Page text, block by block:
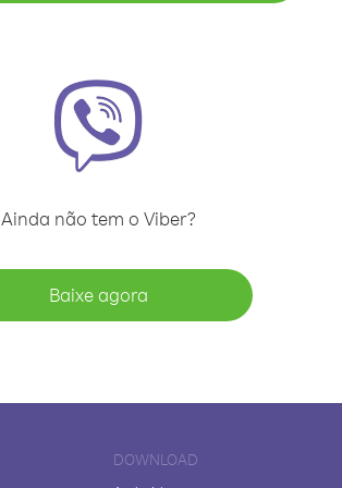
Ainda não tem o Viber?
Baixe agora
DOWNLOAD